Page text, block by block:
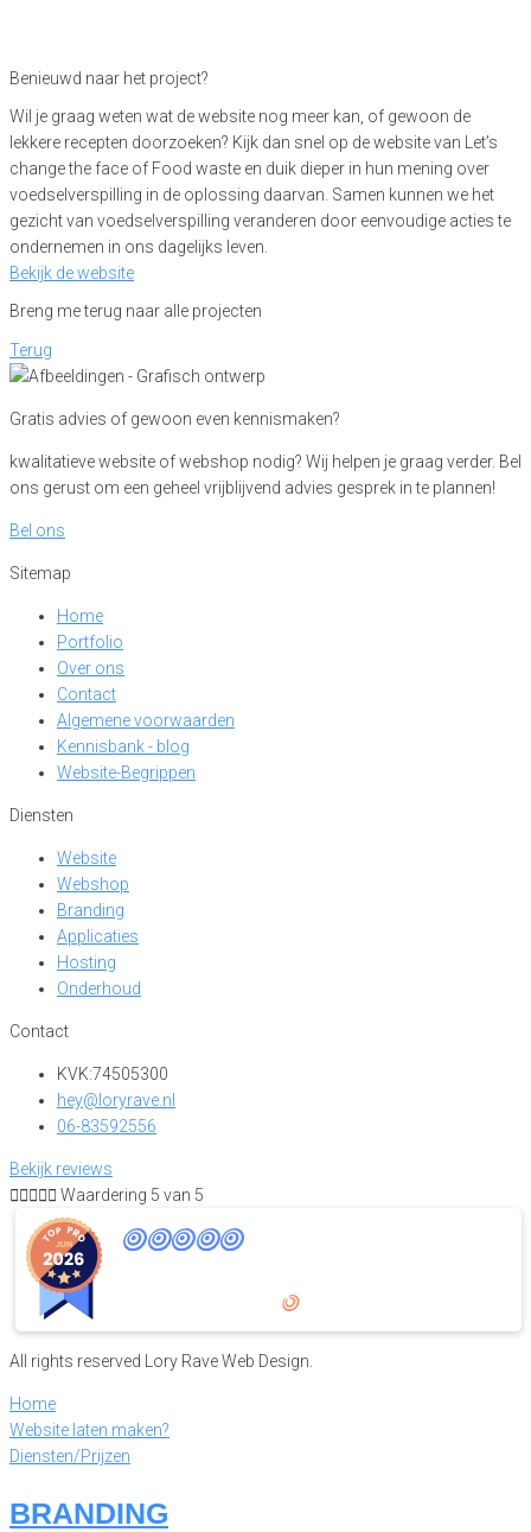
Benieuwd naar het project?
Wil je graag weten wat de website nog meer kan, of gewoon de
lekkere recepten doorzoeken? Kijk dan snel op de website van Let’s
change the face of Food waste en duik dieper in hun mening over
voedselverspilling in de oplossing daarvan. Samen kunnen we het
gezicht van voedselverspilling veranderen door eenvoudige acties te
ondernemen in ons dagelijks leven.
Bekijk de website
Breng me terug naar alle projecten
Terug
Gratis advies of gewoon even kennismaken?
kwalitatieve website of webshop nodig? Wij helpen je graag verder. Bel
ons gerust om een geheel vrijblijvend advies gesprek in te plannen!
Bel ons
Sitemap
Home
Portfolio
Over ons
Contact
Algemene voorwaarden
Kennisbank - blog
Website-Begrippen
Diensten
Website
Webshop
Branding
Applicaties
Hosting
Onderhoud
Contact
KVK:74505300
hey@loryrave.nl
06-83592556
Bekijk reviews
 Waardering 5 van 5
All rights reserved Lory Rave Web Design.
Home
Website laten maken?
Diensten/Prijzen
BRANDING